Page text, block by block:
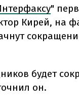
"
Кирей, на
будет
он.